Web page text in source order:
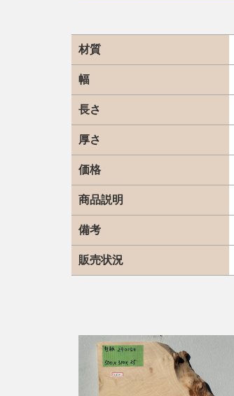
材質
幅
長さ
厚さ
価格
商品説明
備考
販売状況